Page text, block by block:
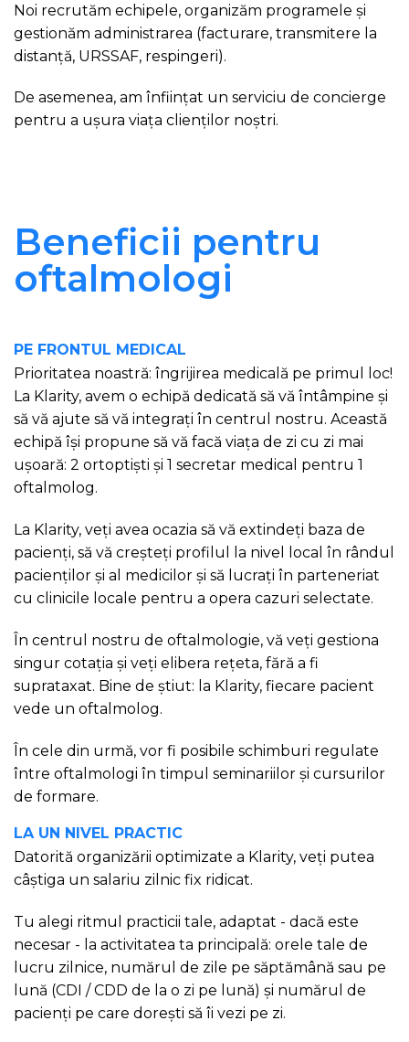
Noi recrutăm echipele, organizăm programele și
gestionăm administrarea (facturare, transmitere la
distanță, URSSAF, respingeri).
De asemenea, am înființat un serviciu de concierge
pentru a ușura viața clienților noștri.
Beneficii pentru
oftalmologi
PE FRONTUL MEDICAL
Prioritatea noastră: îngrijirea medicală pe primul loc!
La Klarity, avem o echipă dedicată să vă întâmpine și
să vă ajute să vă integrați în centrul nostru. Această
echipă își propune să vă facă viața de zi cu zi mai
ușoară: 2 ortoptiști și 1 secretar medical pentru 1
oftalmolog.
La Klarity, veți avea ocazia să vă extindeți baza de
pacienți, să vă creșteți profilul la nivel local în rândul
pacienților și al medicilor și să lucrați în parteneriat
cu clinicile locale pentru a opera cazuri selectate.
În centrul nostru de oftalmologie, vă veți gestiona
singur cotația și veți elibera rețeta, fără a fi
suprataxat. Bine de știut: la Klarity, fiecare pacient
vede un oftalmolog.
În cele din urmă, vor fi posibile schimburi regulate
între oftalmologi în timpul seminariilor și cursurilor
de formare.
LA UN NIVEL PRACTIC
Datorită organizării optimizate a Klarity, veți putea
câștiga un salariu zilnic fix ridicat.
Tu alegi ritmul practicii tale, adaptat - dacă este
necesar - la activitatea ta principală: orele tale de
lucru zilnice, numărul de zile pe săptămână sau pe
lună (CDI / CDD de la o zi pe lună) și numărul de
pacienți pe care dorești să îi vezi pe zi.